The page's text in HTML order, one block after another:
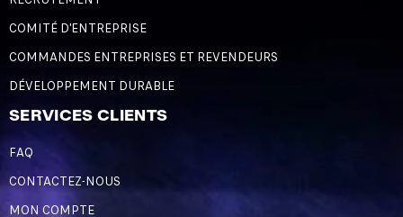
COMITÉ D'ENTREPRISE
COMMANDES ENTREPRISES ET REVENDEURS
DÉVELOPPEMENT DURABLE
SERVICES CLIENTS
FAQ
CONTACTEZ-NOUS
MON COMPTE